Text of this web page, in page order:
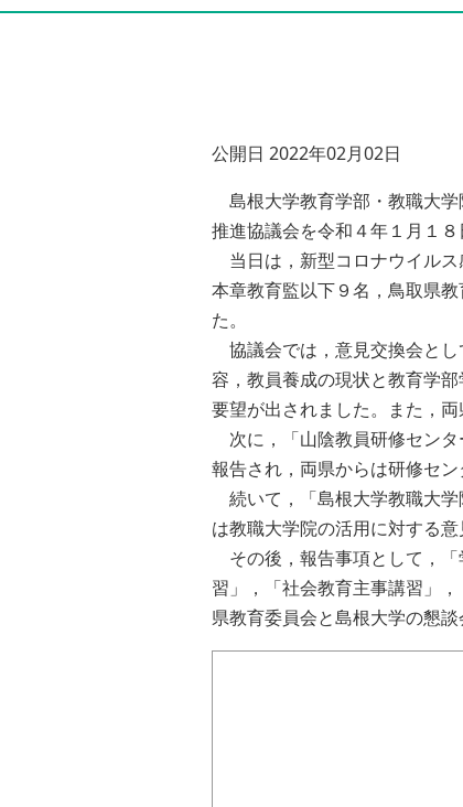
公開日 2022年02月02日
島根大学教育学部・教職大
推進協議会を令和４年１月１
当日は，新型コロナウイル
本章教育監以下９名，鳥取県
た。
協議会では，意見交換会と
容，教員養成の現状と教育学
要望が出されました。また，
次に，「山陰教員研修セン
報告され，両県からは研修セ
続いて，「島根大学教職大
は教職大学院の活用に対する意
その後，報告事項として，
習」，「社会教育主事講習」
県教育委員会と島根大学の懇